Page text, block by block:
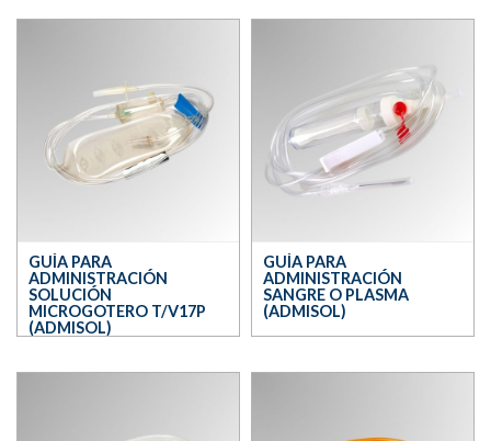
GUÍA PARA
ADMINISTRACIÓN
SOLUCIÓN
MICROGOTERO T/V17P
(ADMISOL)
GUÍA PARA
ADMINISTRACIÓN
SANGRE O PLASMA
(ADMISOL)